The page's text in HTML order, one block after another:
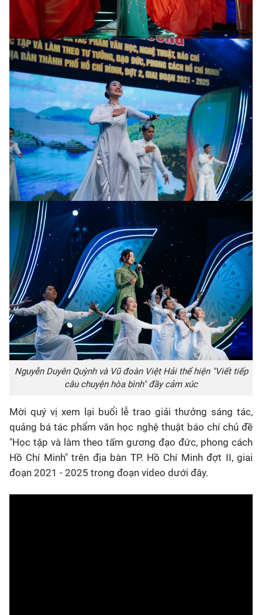
Nguyễn Duyên Quỳnh và Vũ đoàn Việt Hải thể hiện "Viết tiếp
câu chuyện hòa bình" đầy cảm xúc
Mời quý vị xem lại buổi lễ trao giải thưởng sáng tác,
quảng bá tác phẩm văn học nghệ thuật báo chí chủ đề
"Học tập và làm theo tấm gương đạo đức, phong cách
Hồ Chí Minh" trên địa bàn TP. Hồ Chí Minh đợt II, giai
đoạn 2021 - 2025 trong đoạn video dưới đây.